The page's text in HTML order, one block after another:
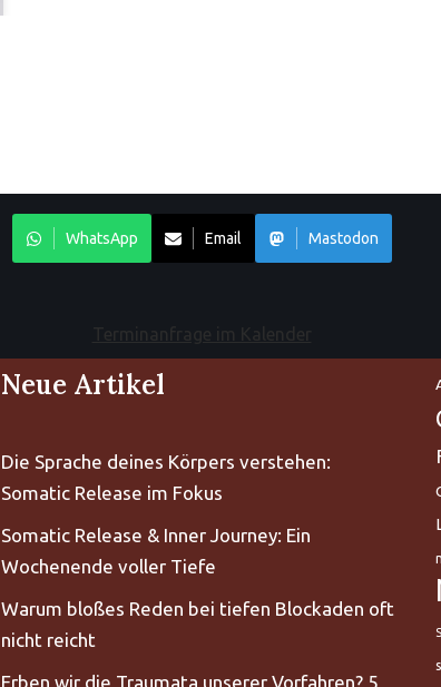
WhatsApp Email Mastodon
Terminanfrage im Kalender
Neue Artikel
Die Sprache deines Körpers verstehen:
Somatic Release im Fokus
Somatic Release & Inner Journey: Ein
Wochenende voller Tiefe
Warum bloßes Reden bei tiefen Blockaden oft
nicht reicht
Erben wir die Traumata unserer Vorfahren? 5